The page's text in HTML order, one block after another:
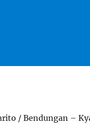
/ Bendungan –